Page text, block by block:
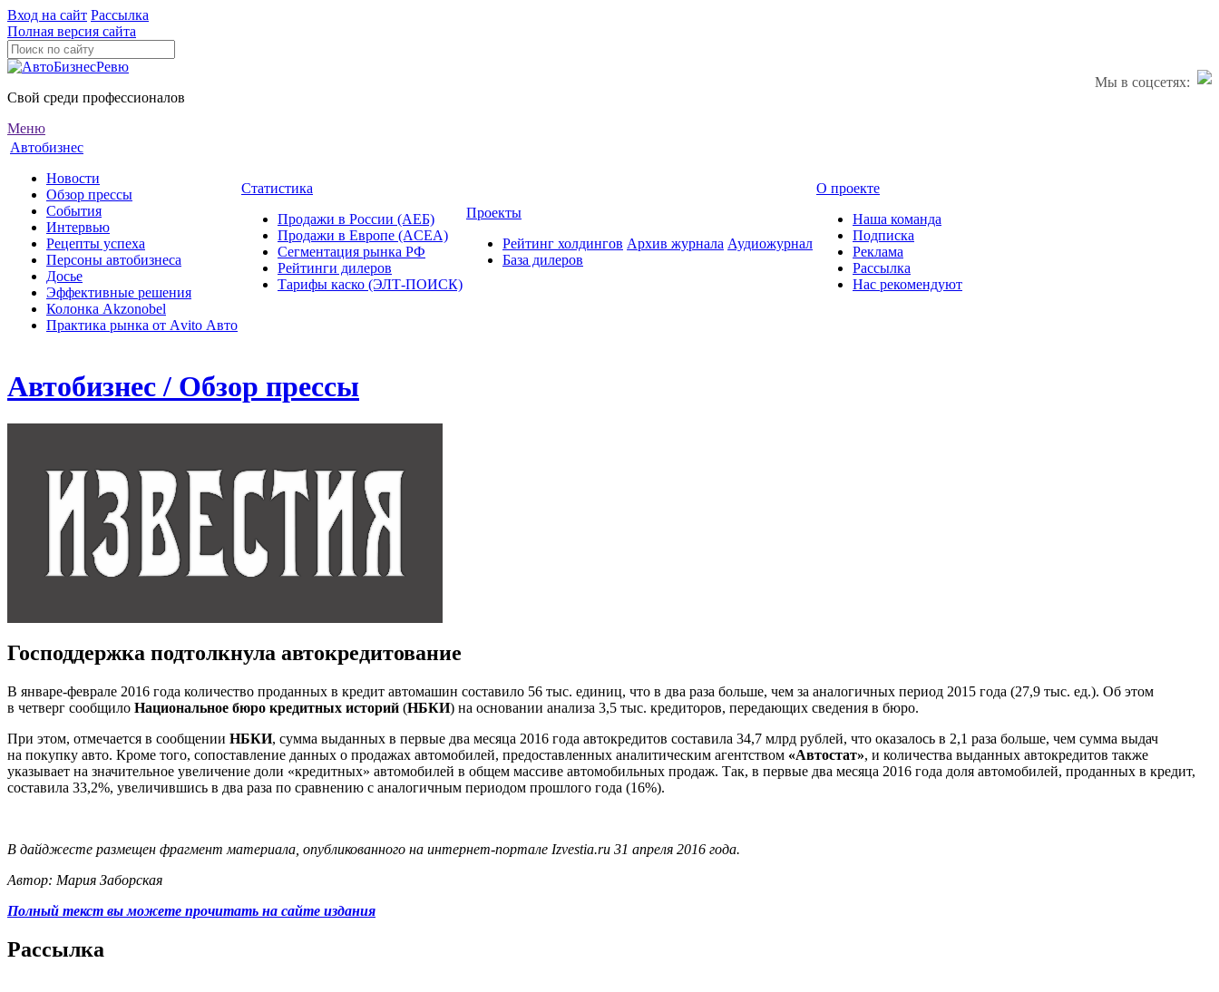
Вход на сайт Рассылка
Полная версия сайта
Мы в соцсетях:
Свой среди профессионалов
Меню
Автобизнес
Новости
Обзор прессы
События
Интервью
Рецепты успеха
Персоны автобизнеса
Досье
Эффективные решения
Колонка Akzonobel
Практика рынка от Аvito Авто
Статистика
Продажи в России (АЕБ)
Продажи в Европе (ACEA)
Сегментация рынка РФ
Рейтинги дилеров
Тарифы каско (ЭЛТ-ПОИСК)
Проекты
Рейтинг холдингов
База дилеров
Архив журнала Аудиожурнал
О проекте
Наша команда
Подписка
Реклама
Рассылка
Нас рекомендуют
Автобизнес / Обзор прессы
Господдержка подтолкнула автокредитование
В январе-феврале 2016 года количество проданных в кредит автомашин составило 56 тыс. единиц, что в два раза больше, чем за аналогичных период 2015 года (27,9 тыс. ед.). Об этом
в четверг сообщило Национальное бюро кредитных историй (НБКИ) на основании анализа 3,5 тыс. кредиторов, передающих сведения в бюро.
При этом, отмечается в сообщении НБКИ, сумма выданных в первые два месяца 2016 года автокредитов составила 34,7 млрд рублей, что оказалось в 2,1 раза больше, чем сумма выдач
на покупку авто. Кроме того, сопоставление данных о продажах автомобилей, предоставленных аналитическим агентством «Автостат», и количества выданных автокредитов также
указывает на значительное увеличение доли «кредитных» автомобилей в общем массиве автомобильных продаж. Так, в первые два месяца 2016 года доля автомобилей, проданных в кредит,
составила 33,2%, увеличившись в два раза по сравнению с аналогичным периодом прошлого года (16%).
В дайджесте размещен фрагмент материала, опубликованного на интернет-портале Izvestia.ru 31 апреля 2016 года.
Автор: Мария Заборская
Полный текст вы можете прочитать на сайте издания
Рассылка